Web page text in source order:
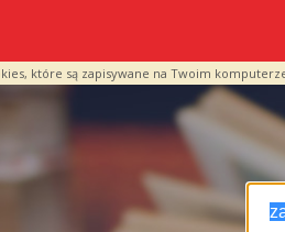
które są zapisywane na Twoim